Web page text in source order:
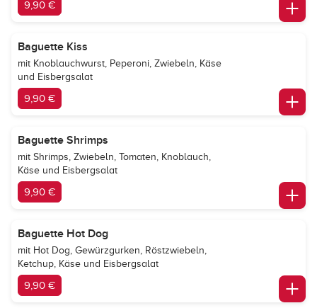
9,90 €
Baguette Kiss
mit Knoblauchwurst, Peperoni, Zwiebeln, Käse
und Eisbergsalat
9,90 €
Baguette Shrimps
mit Shrimps, Zwiebeln, Tomaten, Knoblauch,
Käse und Eisbergsalat
9,90 €
Baguette Hot Dog
mit Hot Dog, Gewürzgurken, Röstzwiebeln,
Ketchup, Käse und Eisbergsalat
9,90 €